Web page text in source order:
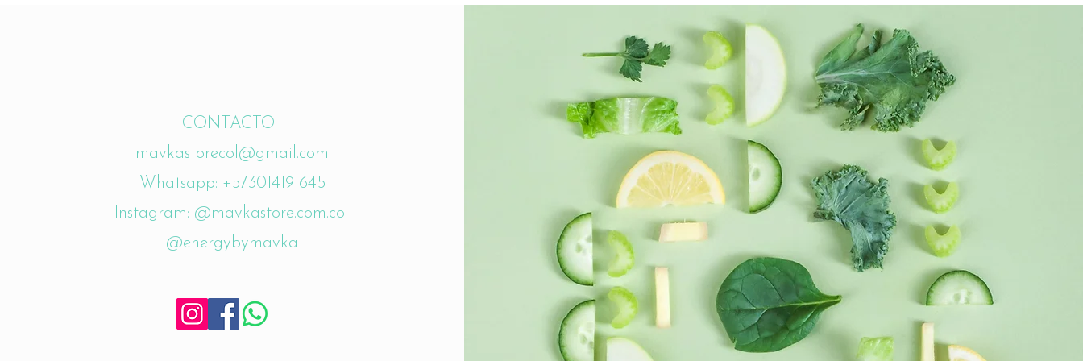
CONTACTO:
mavkastorecol@gmail.com
Whatsapp: +573014191645
Instagram: @mavkastore.com.co
@energybymavka